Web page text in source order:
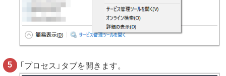
「プロセス」タブを開きます。